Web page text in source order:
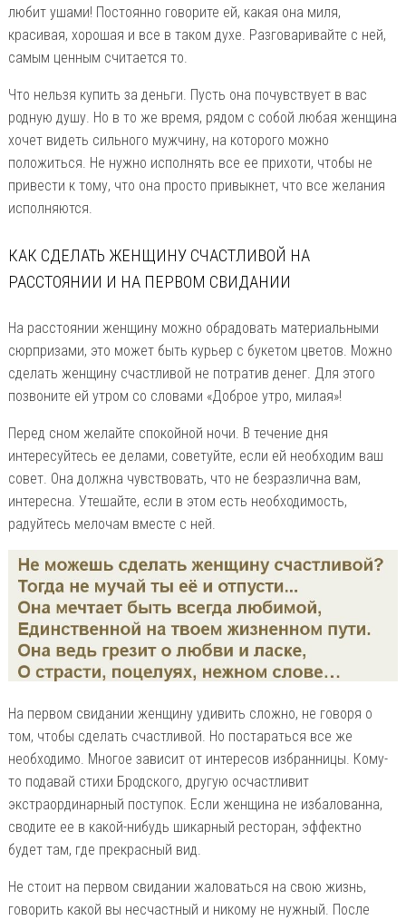
любит ушами! Постоянно говорите ей, какая она миля,
красивая, хорошая и все в таком духе. Разговаривайте с ней,
самым ценным считается то.
Что нельзя купить за деньги. Пусть она почувствует в вас
родную душу. Но в то же время, рядом с собой любая женщина
хочет видеть сильного мужчину, на которого можно
положиться. Не нужно исполнять все ее прихоти, чтобы не
привести к тому, что она просто привыкнет, что все желания
исполняются.
КАК СДЕЛАТЬ ЖЕНЩИНУ СЧАСТЛИВОЙ НА
РАССТОЯНИИ И НА ПЕРВОМ СВИДАНИИ
На расстоянии женщину можно обрадовать материальными
сюрпризами, это может быть курьер с букетом цветов. Можно
сделать женщину счастливой не потратив денег. Для этого
позвоните ей утром со словами «Доброе утро, милая»!
Перед сном желайте спокойной ночи. В течение дня
интересуйтесь ее делами, советуйте, если ей необходим ваш
совет. Она должна чувствовать, что не безразлична вам,
интересна. Утешайте, если в этом есть необходимость,
радуйтесь мелочам вместе с ней.
На первом свидании женщину удивить сложно, не говоря о
том, чтобы сделать счастливой. Но постараться все же
необходимо. Многое зависит от интересов избранницы. Кому-
то подавай стихи Бродского, другую осчастливит
экстраординарный поступок. Если женщина не избалованна,
сводите ее в какой-нибудь шикарный ресторан, эффектно
будет там, где прекрасный вид.
Не стоит на первом свидании жаловаться на свою жизнь,
говорить какой вы несчастный и никому не нужный. После